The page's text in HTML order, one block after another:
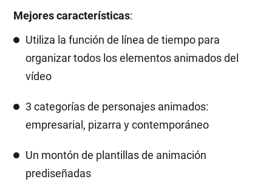
Mejores características:
Utiliza la función de línea de tiempo para
organizar todos los elementos animados del
vídeo
3 categorías de personajes animados:
empresarial, pizarra y contemporáneo
Un montón de plantillas de animación
prediseñadas